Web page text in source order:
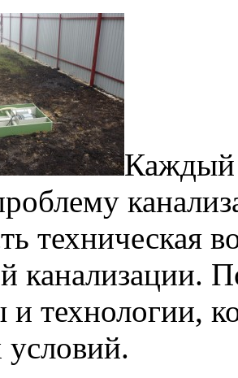
Каждый
техническая
канализации.
и технологии,